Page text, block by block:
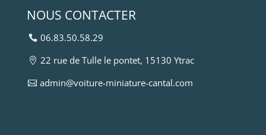
NOUS CONTACTER
06.83.50.58.29
22 rue de Tulle le pontet, 15130 Ytrac
admin@voiture-miniature-cantal.com